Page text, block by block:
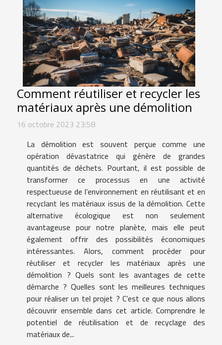
Comment réutiliser et recycler les
matériaux après une démolition
16 octobre 2023 23:58
La démolition est souvent perçue comme une
opération dévastatrice qui génère de grandes
quantités de déchets. Pourtant, il est possible de
transformer ce processus en une activité
respectueuse de l’environnement en réutilisant et en
recyclant les matériaux issus de la démolition. Cette
alternative écologique est non seulement
avantageuse pour notre planète, mais elle peut
également offrir des possibilités économiques
intéressantes. Alors, comment procéder pour
réutiliser et recycler les matériaux après une
démolition ? Quels sont les avantages de cette
démarche ? Quelles sont les meilleures techniques
pour réaliser un tel projet ? C’est ce que nous allons
découvrir ensemble dans cet article. Comprendre le
potentiel de réutilisation et de recyclage des
matériaux de...